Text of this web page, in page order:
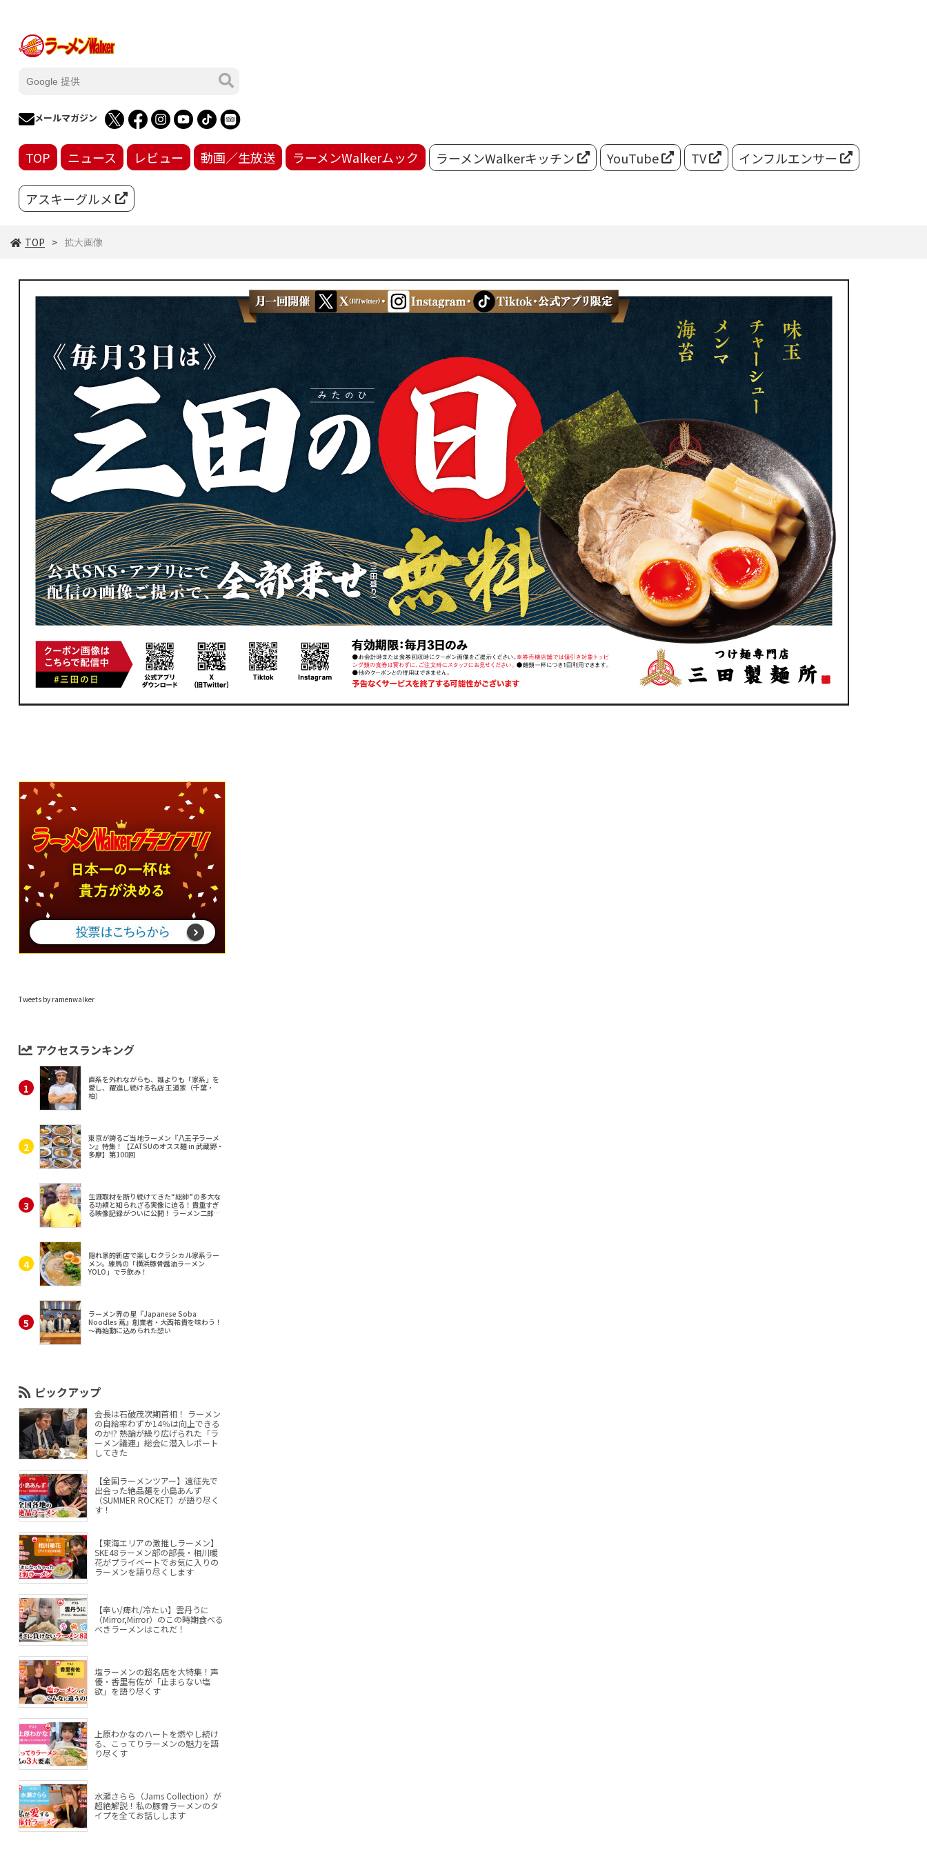
メールマガジン
TOP ニュース レビュー 動画／生放送 ラーメンWalkerムック ラーメンWalkerキッチン YouTube TV インフルエンサー
アスキーグルメ
TOP 拡大画像
Tweets by ramenwalker
アクセスランキング
直系を外れながらも、誰よりも「家系」を
愛し、躍進し続ける名店 王道家（千葉・
柏）
東京が誇るご当地ラーメン『八王子ラーメ
ン』特集！【ZATSUのオスス麺 in 武蔵野・
多摩】第100回
生涯取材を断り続けてきた“総帥”の多大な
る功績と知られざる実像に迫る！貴重すぎ
る映像記録がついに公開！ ラーメン二郎
隠れ家的新店で楽しむクラシカル家系ラー
メン。練馬の「横浜豚骨醤油ラーメン
YOLO」でラ飲み！
ラーメン界の星『Japanese Soba
Noodles 蔦』創業者・大西祐貴を味わう！
～再始動に込められた想い
ピックアップ
会長は石破茂次期首相！ ラーメン
の自給率わずか14％は向上できる
のか!? 熱論が繰り広げられた「ラ
ーメン議連」総会に潜入レポート
してきた
【全国ラーメンツアー】遠征先で
出会った絶品麺を小島あんず
（SUMMER ROCKET）が語り尽く
す！
【東海エリアの激推しラーメン】
SKE48ラーメン部の部長・相川暖
花がプライベートでお気に入りの
ラーメンを語り尽くします
【辛い/痺れ/冷たい】雲丹うに
（Mirror,Mirror）のこの時期食べる
べきラーメンはこれだ！
塩ラーメンの超名店を大特集！声
優・香里有佐が「止まらない塩
欲」を語り尽くす
上原わかなのハートを燃やし続け
る、こってりラーメンの魅力を語
り尽くす
水瀬さらら（Jams Collection）が
超絶解説！私の豚骨ラーメンのタ
イプを全てお話しします